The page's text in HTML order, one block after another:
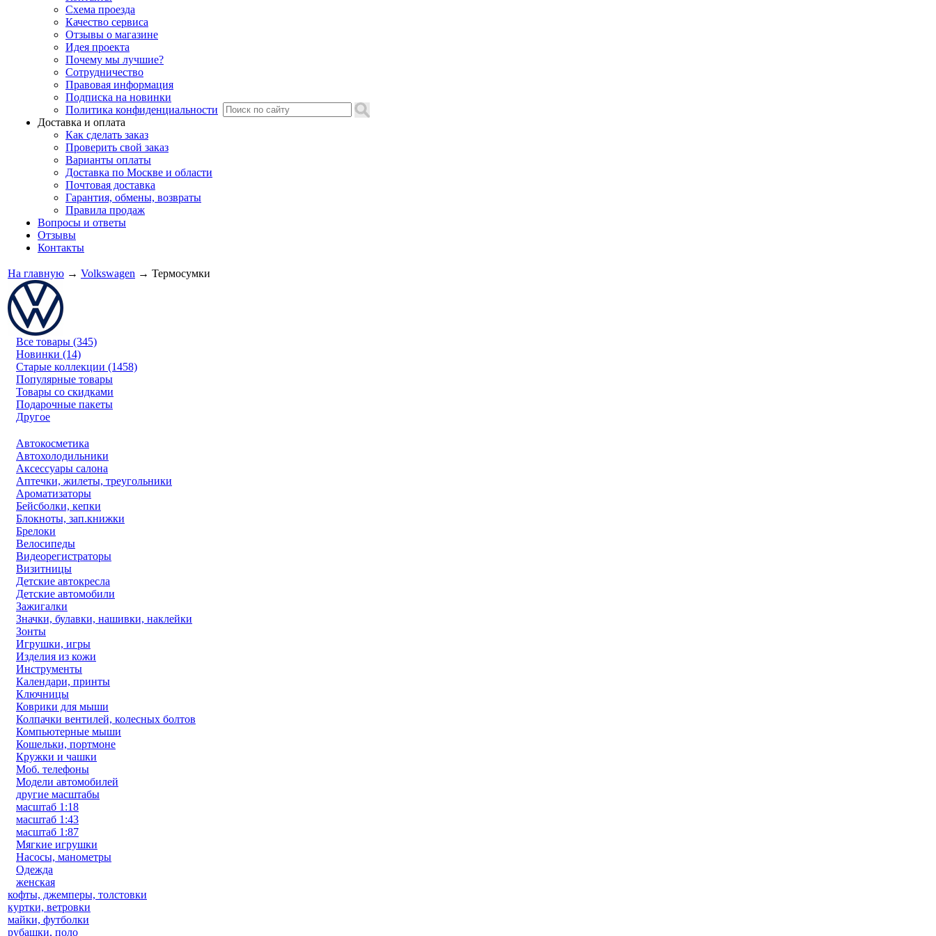
Схема проезда
Качество сервиса
Отзывы о магазине
Идея проекта
Почему мы лучшие?
Сотрудничество
Правовая информация
Подписка на новинки
Политика конфиденциальности
Доставка и оплата
Как сделать заказ
Проверить свой заказ
Варианты оплаты
Доставка по Москве и области
Почтовая доставка
Гарантия, обмены, возвраты
Правила продаж
Вопросы и ответы
Отзывы
Контакты
На главную → Volkswagen → Термосумки
Все товары (345)
Новинки (14)
Старые коллекции (1458)
Популярные товары
Товары со скидками
Подарочные пакеты
Другое
Автокосметика
Автохолодильники
Аксессуары салона
Аптечки, жилеты, треугольники
Ароматизаторы
Бейсболки, кепки
Блокноты, зап.книжки
Брелоки
Велосипеды
Видеорегистраторы
Визитницы
Детские автокресла
Детские автомобили
Зажигалки
Значки, булавки, нашивки, наклейки
Зонты
Игрушки, игры
Изделия из кожи
Инструменты
Календари, принты
Ключницы
Коврики для мыши
Колпачки вентилей, колесных болтов
Компьютерные мыши
Кошельки, портмоне
Кружки и чашки
Моб. телефоны
Модели автомобилей
другие масштабы
масштаб 1:18
масштаб 1:43
масштаб 1:87
Мягкие игрушки
Насосы, манометры
Одежда
женская
кофты, джемперы, толстовки
куртки, ветровки
майки, футболки
рубашки, поло